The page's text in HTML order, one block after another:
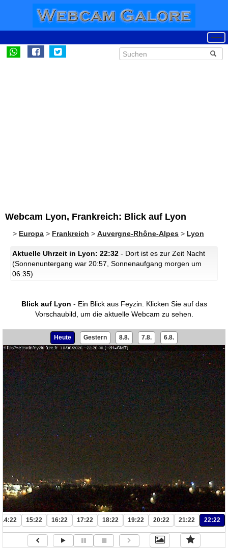
Webcam Lyon, Frankreich: Blick auf Lyon
> Europa > Frankreich > Auvergne-Rhône-Alpes > Lyon
Aktuelle Uhrzeit in Lyon: 22:32 - Dort ist es zur Zeit Nacht
(Sonnenuntergang war 20:57, Sonnenaufgang morgen um
06:35)
Blick auf Lyon - Ein Blick aus Feyzin.
Klicken Sie auf das
Vorschaubild, um die aktuelle Webcam zu sehen.
Heute Gestern 8.8. 7.8. 6.8.
14:22 15:22 16:22 17:22 18:22 19:22 20:22 21:22 22:22